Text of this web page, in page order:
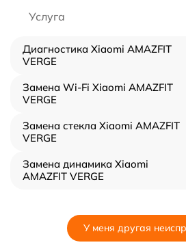
Услуга
Диагностика Xiaomi AMAZFIT
VERGE
Замена Wi-Fi Xiaomi AMAZFIT
VERGE
Замена стекла Xiaomi AMAZFIT
VERGE
Замена динамика Xiaomi
AMAZFIT VERGE
У меня другая